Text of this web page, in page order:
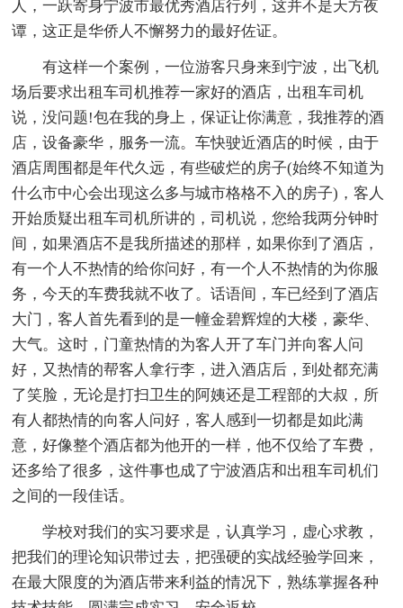
人，一跃寄身宁波市最优秀酒店行列，这并不是天方夜
谭，这正是华侨人不懈努力的最好佐证。
有这样一个案例，一位游客只身来到宁波，出飞机
场后要求出租车司机推荐一家好的酒店，出租车司机
说，没问题!包在我的身上，保证让你满意，我推荐的酒
店，设备豪华，服务一流。车快驶近酒店的时候，由于
酒店周围都是年代久远，有些破烂的房子(始终不知道为
什么市中心会出现这么多与城市格格不入的房子)，客人
开始质疑出租车司机所讲的，司机说，您给我两分钟时
间，如果酒店不是我所描述的那样，如果你到了酒店，
有一个人不热情的给你问好，有一个人不热情的为你服
务，今天的车费我就不收了。话语间，车已经到了酒店
大门，客人首先看到的是一幢金碧辉煌的大楼，豪华、
大气。这时，门童热情的为客人开了车门并向客人问
好，又热情的帮客人拿行李，进入酒店后，到处都充满
了笑脸，无论是打扫卫生的阿姨还是工程部的大叔，所
有人都热情的向客人问好，客人感到一切都是如此满
意，好像整个酒店都为他开的一样，他不仅给了车费，
还多给了很多，这件事也成了宁波酒店和出租车司机们
之间的一段佳话。
学校对我们的实习要求是，认真学习，虚心求教，
把我们的理论知识带过去，把强硬的实战经验学回来，
在最大限度的为酒店带来利益的情况下，熟练掌握各种